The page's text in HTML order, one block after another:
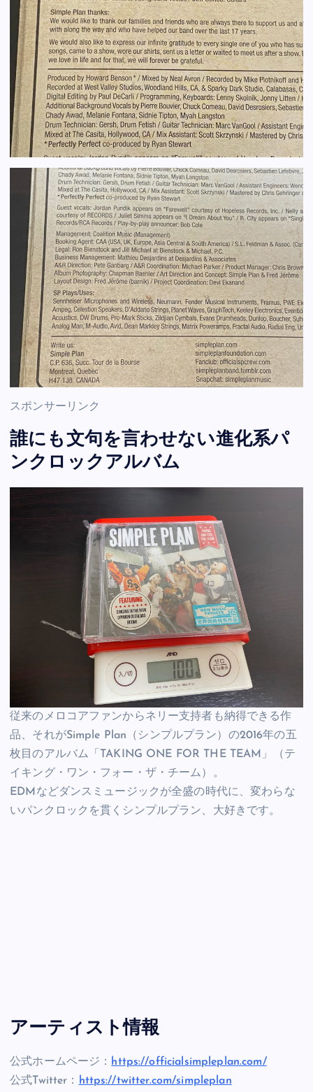
スポンサーリンク
誰にも文句を言わせない進化系パ
ンクロックアルバム
従来のメロコアファンからネリー支持者も納得できる作
品、それがSimple Plan（シンプルプラン）の2016年の五
枚目のアルバム「TAKING ONE FOR THE TEAM」（テ
イキング・ワン・フォー・ザ・チーム）。
EDMなどダンスミュージックが全盛の時代に、変わらな
いパンクロックを貫くシンプルプラン、大好きです。
アーティスト情報
公式ホームページ： https://officialsimpleplan.com/
公式Twitter：
https://twitter.com/simpleplan